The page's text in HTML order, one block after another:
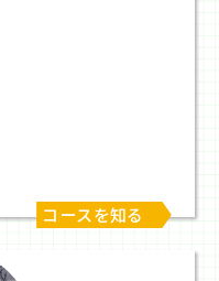
コースを知る